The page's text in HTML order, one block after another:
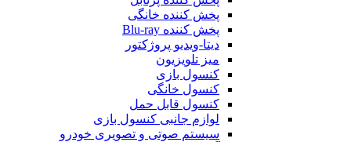
پخش کننده خانگی
پخش کننده Blu-ray
دیتا-ویدیو پروژکتور
میز تلویزیون
کنسول بازی
کنسول خانگی
کنسول قابل حمل
لوازم جانبی کنسول بازی
سیستم صوتی و تصویری خودرو